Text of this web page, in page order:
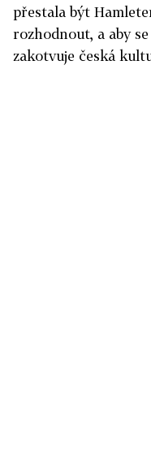
přestala být
rozhodnout, a aby
zakotvuje česká